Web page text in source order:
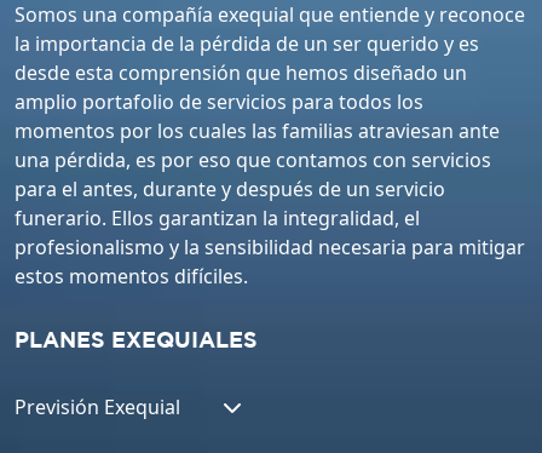
Somos una compañía exequial que entiende y reconoce
la importancia de la pérdida de un ser querido y es
desde esta comprensión que hemos diseñado un
amplio portafolio de servicios para todos los
momentos por los cuales las familias atraviesan ante
una pérdida, es por eso que contamos con servicios
para el antes, durante y después de un servicio
funerario. Ellos garantizan la integralidad, el
profesionalismo y la sensibilidad necesaria para mitigar
estos momentos difíciles.
PLANES EXEQUIALES
Previsión Exequial